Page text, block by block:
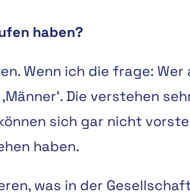
haben?
Wenn ich die frage:
Die verstehen
sich gar nicht
haben.
was in der